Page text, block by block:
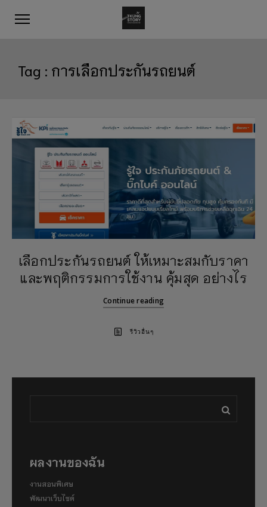
Tag : การเลือกประกันรถยนต์
เลือกประกันรถยนต์ ให้เหมาะสมกับราคา
และพฤติกรรมการใช้งาน คุ้มสุด อย่างไร
Continue reading
รีวิวอื่นๆ
ผลงานของฉัน
งานสอนพิเศษ
พัฒนาเว็บไซต์